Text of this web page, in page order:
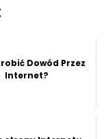
Dowód Przez
Internet?